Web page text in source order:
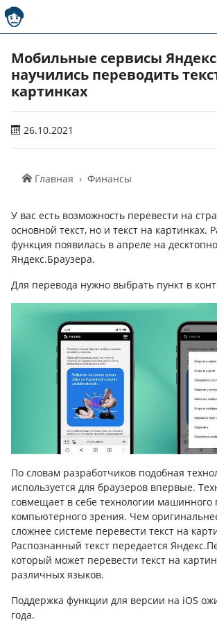
Мобильные сервисы
научились переводить
картинках
26.10.2021
Главная Финансы
У вас есть возможность перевести на
основной текст, но и текст на картинках.
функция появилась в апреле на
Яндекс.Браузера.
Для перевода нужно выбрать пункт в
По словам разработчиков подобная
используется для браузеров впервые.
совмещает в себе технологии машинного
компьютерного зрения. Чем
сложнее системе перевести текст на
Распознанный текст передается
который может перевести текст на
различных языков.
Поддержка функции для версии на iOS
года.